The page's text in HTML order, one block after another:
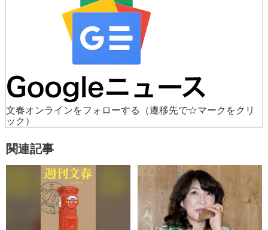
文春オンラインをフォローする
（遷移先で☆マークをクリ
ック）
関連記事